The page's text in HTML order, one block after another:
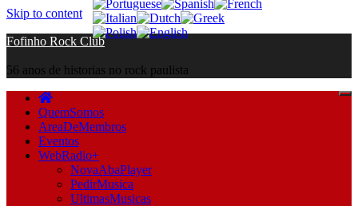
Skip to content
Fofinho Rock Club
56 anos de historias no rock paulista
QuemSomos
AreaDeMembros
Eventos
WebRadio+
NovaAbaPlayer
PedirMusica
UltimasMusicas